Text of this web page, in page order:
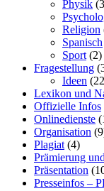
Physik
Religion
Spanisch
Sport (2)
Fragestellung
Ideen
Lexikon und
Offizielle Infos
Onlinedienste
Organisation
Plagiat (4)
Prämierung
Präsentation
Presseinfos –